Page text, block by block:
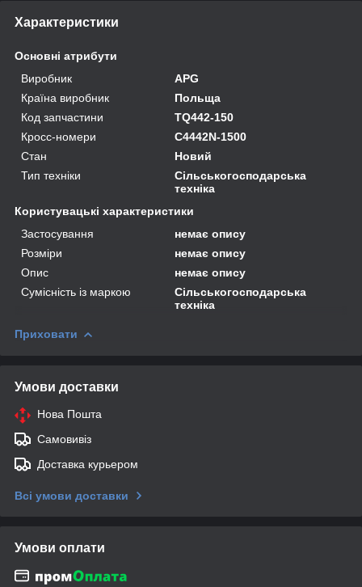
Характеристики
Основні атрибути
Виробник
APG
Країна виробник
Польща
Код запчастини
TQ442-150
Кросс-номери
C4442N-1500
Стан
Новий
Тип техніки
Сільськогосподарська
техніка
Користувацькі характеристики
Застосування
немає опису
Розміри
немає опису
Опис
немає опису
Сумісність із маркою
Сільськогосподарська
техніка
Приховати
Умови доставки
Нова Пошта
Самовивіз
Доставка курьером
Всі умови доставки
Умови оплати